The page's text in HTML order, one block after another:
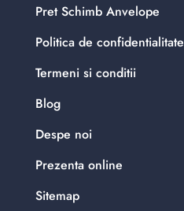
Pret Schimb Anvelope
Politica de confidentialitate
Termeni si conditii
Blog
Despe noi
Prezenta online
Sitemap